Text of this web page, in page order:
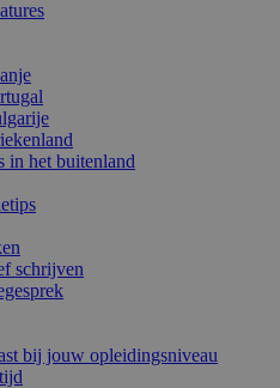
in het buitenland
schrijven
bij jouw opleidingsniveau